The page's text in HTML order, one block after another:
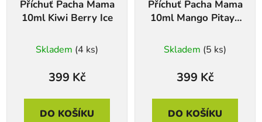
Příchuť Pacha Mama
10ml Kiwi Berry Ice
Skladem (4 ks)
399 Kč
DO KOŠÍKU
Příchuť Pacha Mama
10ml Mango Pitaya
Skladem (5 ks)
399 Kč
DO KOŠÍKU